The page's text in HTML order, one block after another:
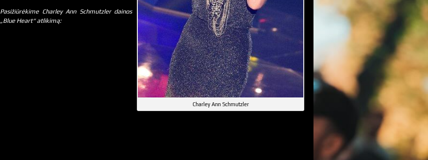
Charley Ann Schmutzler
Pasižiūrėkime Charley Ann Schmutzler dainos
„Blue Heart“ atlikimą: